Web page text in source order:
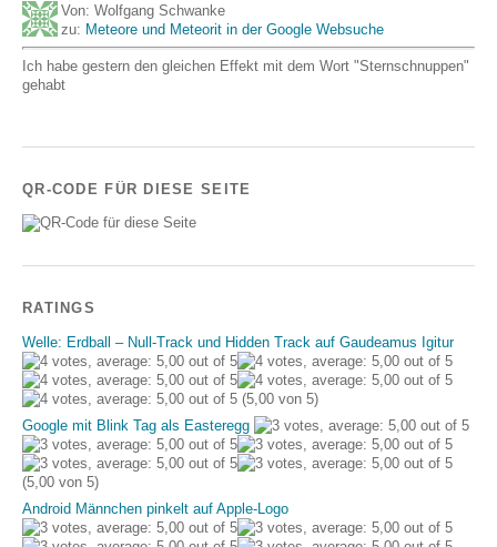
Von: Wolfgang Schwanke
zu: Meteore und Meteorit in der Google Websuche
Ich habe gestern den gleichen Effekt mit dem Wort "Sternschnuppen"
gehabt
QR-CODE FÜR DIESE SEITE
RATINGS
Welle: Erdball – Null-Track und Hidden Track auf Gaudeamus Igitur
(5,00 von 5)
Google mit Blink Tag als Easteregg
(5,00 von 5)
Android Männchen pinkelt auf Apple-Logo